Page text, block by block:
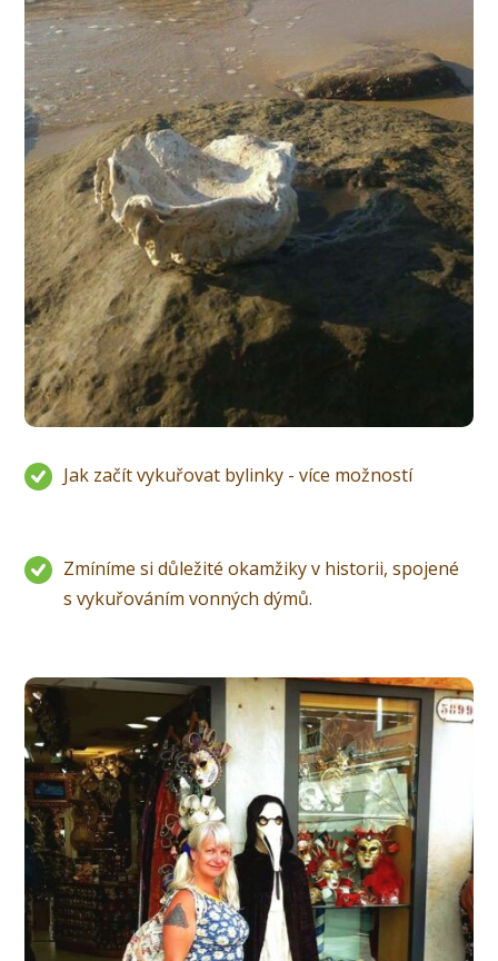
Jak začít vykuřovat bylinky - více možností
Zmíníme si důležité okamžiky v historii, spojené
s vykuřováním vonných dýmů.